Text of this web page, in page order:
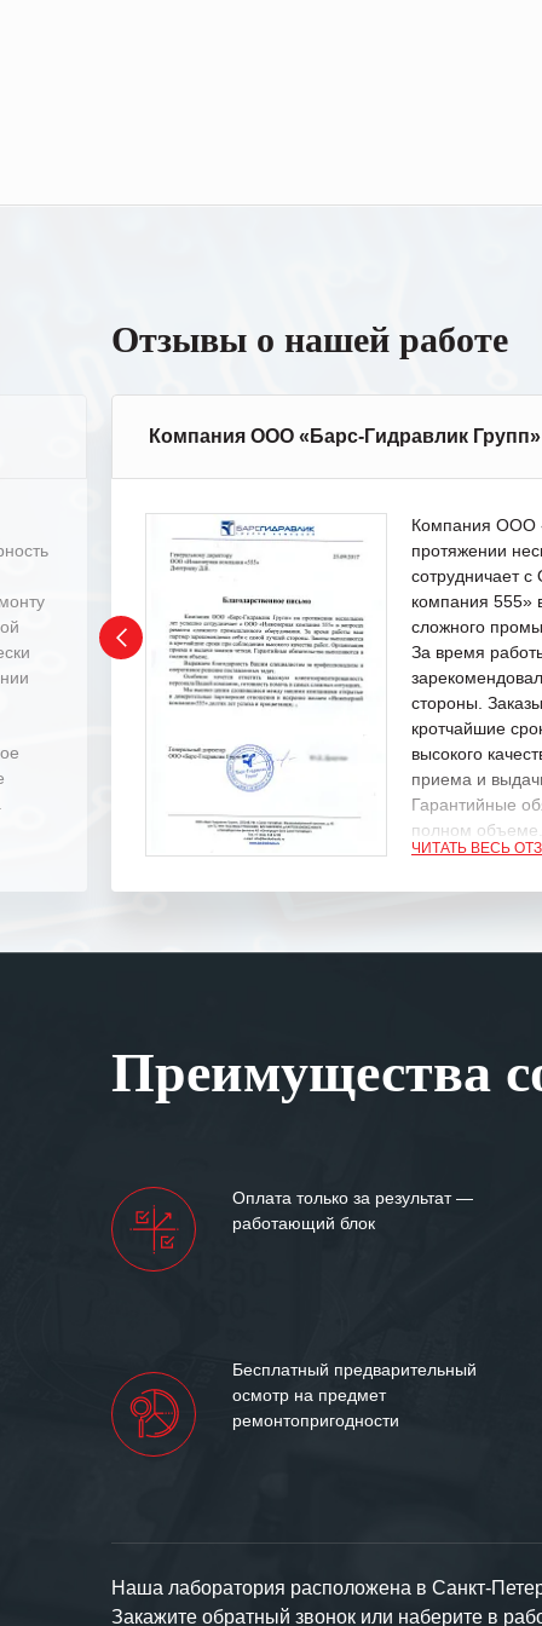
Отзывы о нашей работе
Компания ООО «Барс-Гидравлик Групп»
Компания ООО
протяжении
сотрудничает
компания 555»
сложного
За время
стороны.
кротчайшие
высокого
приема и
Гарантийные
полном объеме.
Мы высоко
«555» долгих
ЧИТАТЬ ВЕСЬ
Преимущества
Оплата только за результат —
работающий блок
Бесплатный предварительный
осмотр на предмет
ремонтопригодности
Наша лаборатория расположена в Санкт-
Закажите обратный звонок или наберите в